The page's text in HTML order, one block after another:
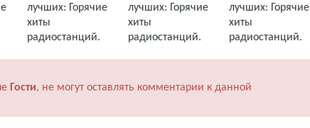
лучших: Горячие
хиты
радиостанций.
лучших: Горячие
хиты
радиостанций.
лучших: Горячие
хиты
радиостанций.
Гости, не могут оставлять комментарии к данной